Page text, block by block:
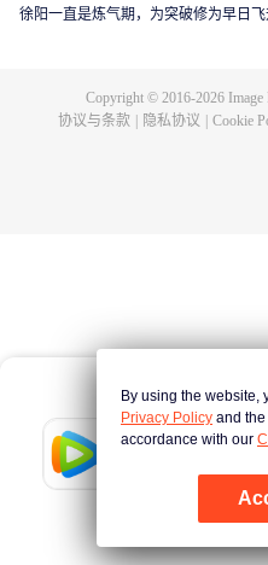
Tencent Video
徐阳一直是炼气期，为突破修为早日
成神，还是一念成魔？世界的生死就
Copyright © 2016-2026Image
协议与条款
隐私协议 Cookie
By using the website,
Privacy Policy and
accordance with our